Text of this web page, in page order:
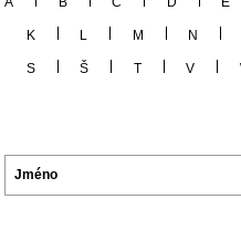
K L M N
S Š T V
Jméno